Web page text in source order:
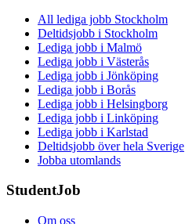
All lediga jobb Stockholm
Deltidsjobb i Stockholm
Lediga jobb i Malmö
Lediga jobb i Västerås
Lediga jobb i Jönköping
Lediga jobb i Borås
Lediga jobb i Helsingborg
Lediga jobb i Linköping
Lediga jobb i Karlstad
Deltidsjobb över hela Sverige
Jobba utomlands
StudentJob
Om oss